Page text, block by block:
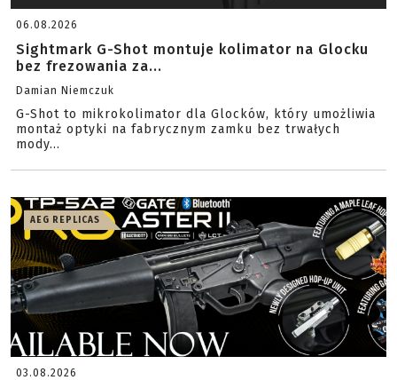
06.08.2026
Sightmark G-Shot montuje kolimator na Glocku
bez frezowania za...
Damian Niemczuk
G-Shot to mikrokolimator dla Glocków, który umożliwia
montaż optyki na fabrycznym zamku bez trwałych
mody...
AEG REPLICAS
03.08.2026